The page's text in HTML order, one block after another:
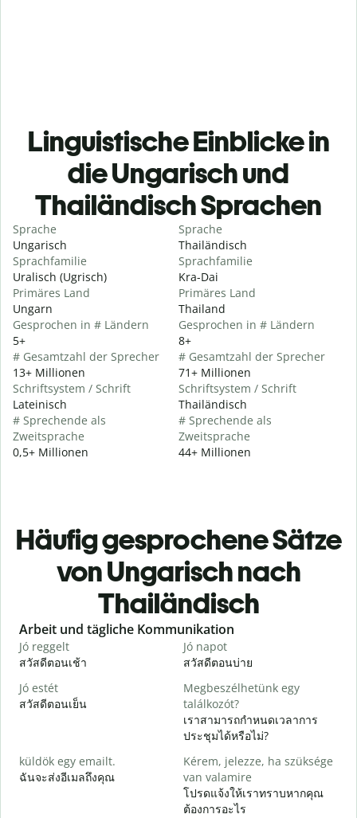
Linguistische Einblicke in
die Ungarisch und
Thailändisch Sprachen
Sprache
Ungarisch
Sprachfamilie
Uralisch (Ugrisch)
Primäres Land
Ungarn
Gesprochen in # Ländern
5+
# Gesamtzahl der Sprecher
13+ Millionen
Schriftsystem / Schrift
Lateinisch
# Sprechende als
Zweitsprache
0,5+ Millionen
Sprache
Thailändisch
Sprachfamilie
Kra-Dai
Primäres Land
Thailand
Gesprochen in # Ländern
8+
# Gesamtzahl der Sprecher
71+ Millionen
Schriftsystem / Schrift
Thailändisch
# Sprechende als
Zweitsprache
44+ Millionen
Häufig gesprochene Sätze
von Ungarisch nach
Thailändisch
Slide 1 of 6
Arbeit und tägliche Kommunikation
Jó reggelt
สวัสดีตอนเช้า
Jó napot
สวัสดีตอนบ่าย
Jó estét
สวัสดีตอนเย็น
Megbeszélhetünk egy
találkozót?
เราสามารถกำหนดเวลาการ
ประชุมได้หรือไม่?
küldök egy emailt.
ฉันจะส่งอีเมลถึงคุณ
Kérem, jelezze, ha szüksége
van valamire
โปรดแจ้งให้เราทราบหากคุณ
ต้องการอะไร